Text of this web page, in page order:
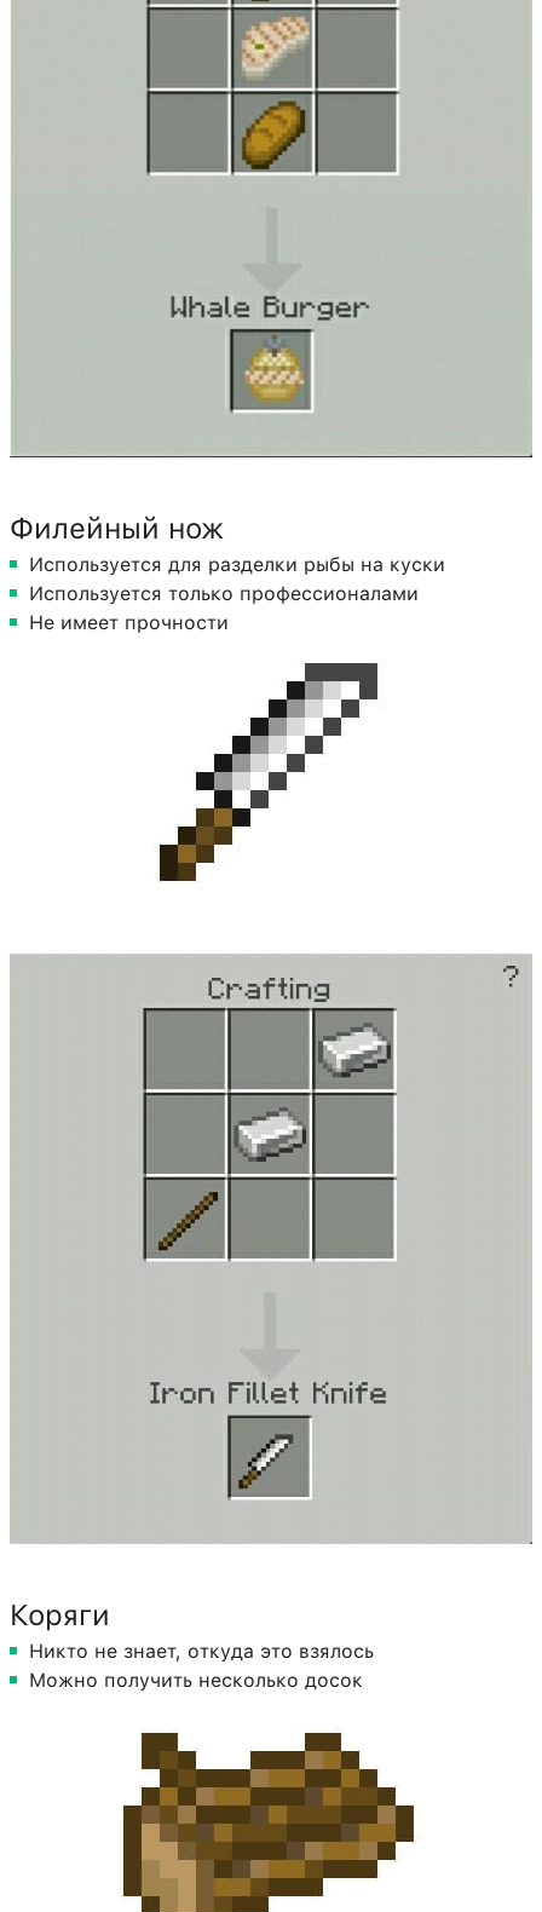
Филейный нож
Используется для разделки рыбы на куски
Используется только профессионалами
Не имеет прочности
Коряги
Никто не знает, откуда это взялось
Можно получить несколько досок